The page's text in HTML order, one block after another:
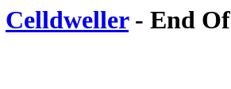
Celldweller- End